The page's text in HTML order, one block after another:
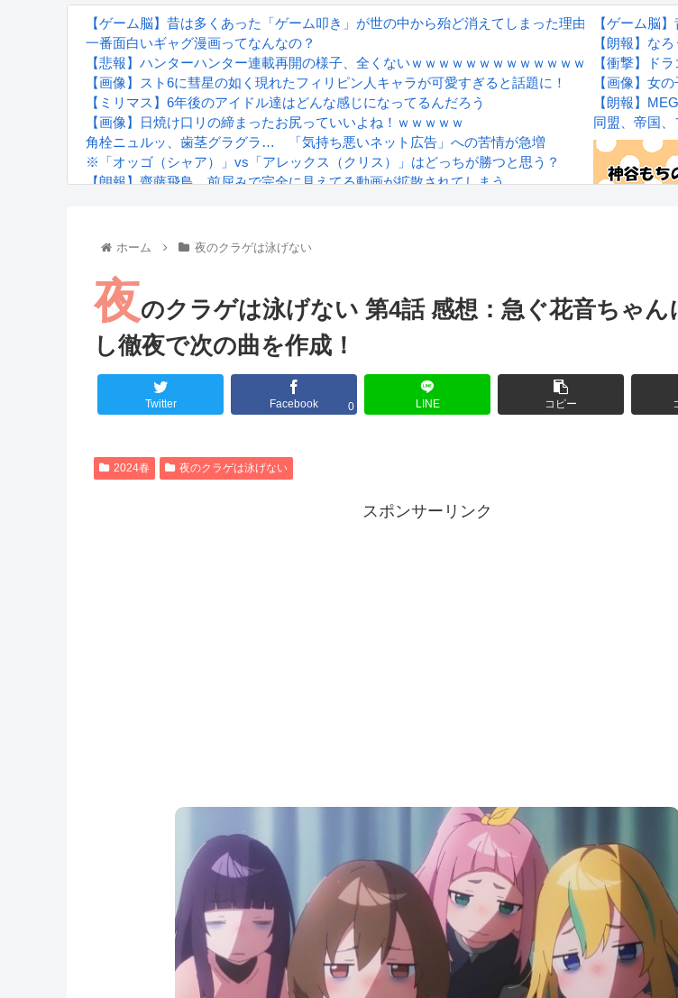
【ゲーム脳】昔は多くあった「ゲーム叩き」が世の中から殆ど消えてしまった理由
一番面白いギャグ漫画ってなんなの？
【悲報】ハンターハンター連載再開の様子、全くないｗｗｗｗｗｗｗｗｗｗｗｗｗ
【画像】スト6に彗星の如く現れたフィリピン人キャラが可愛すぎると話題に！
【ミリマス】6年後のアイドル達はどんな感じになってるんだろう
【画像】日焼け口リの締まったお尻っていいよね！ｗｗｗｗｗ
角栓ニュルッ、歯茎グラグラ… 「気持ち悪いネット広告」への苦情が急増
※「オッゴ（シャア）」vs「アレックス（クリス）」はどっちが勝つと思う？
【朗報】齋藤飛鳥、前屈みで完全に見えてる動画が拡散されてしまう…
るろうに剣心 -明治剣客浪漫譚- 京都動乱 第33話の感想
Powered by livedoor 相互RSS
【ゲーム脳
【朗報】な
【衝撃】ド
【画像】女
【朗報】
同盟、帝国
ホーム 夜のクラゲは泳げない
夜のクラゲは泳げない 第4話 感想：急ぐ花音ちゃん
し徹夜で次の曲を作成！
Twitter Facebook 0 LINE コピー
2024春 夜のクラゲは泳げない
スポンサーリンク